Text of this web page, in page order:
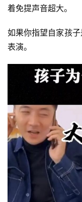
着免提声音超大。
如果你指望自家孩
表演。